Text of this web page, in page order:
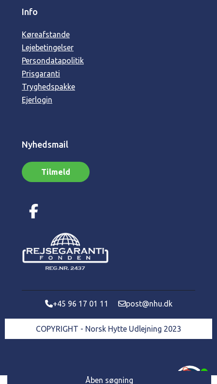
Åben søgning
Info
Køreafstande
Lejebetingelser
Persondatapolitik
Prisgaranti
Tryghedspakke
Ejerlogin
Nyhedsmail
Tilmeld
+45 96 17 01 11 post@nhu.dk
COPYRIGHT - Norsk Hytte Udlejning 2023